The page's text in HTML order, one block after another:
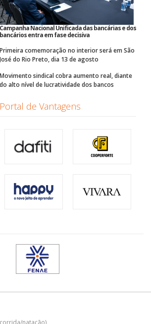
Campanha Nacional Unificada das bancárias e dos
bancários entra em fase decisiva
Primeira comemoração no interior será em São
José do Rio Preto, dia 13 de agosto
Movimento sindical cobra aumento real, diante
do alto nível de lucratividade dos bancos
Portal de Vantagens
natação)